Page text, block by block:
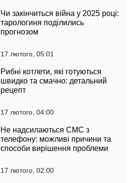
Чи закінчиться війна у 2025 році:
тарологиня поділились
прогнозом
17 лютого, 05:01
Рибні котлети, які готуються
швидко та смачно: детальний
рецепт
17 лютого, 04:00
Не надсилаються СМС з
телефону: можливі причини та
способи вирішення проблеми
17 лютого, 02:00